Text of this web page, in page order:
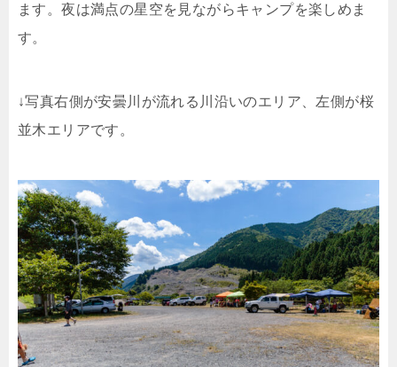
ます。夜は満点の星空を見ながらキャンプを楽しめま
す。
↓写真右側が安曇川が流れる川沿いのエリア、左側が桜
並木エリアです。